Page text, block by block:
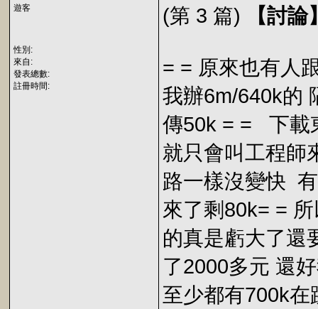
遊客
性別:
來自:
發表總數:
註冊時間:
(第 3 篇) 【討論
= = 原來也有人
我辦6m/640k的
傳50k = = 下載
就只會叫工程師
路一樣沒變快
來了剩80k= =
的真是虧大了還
了2000多元 還
至少都有700k